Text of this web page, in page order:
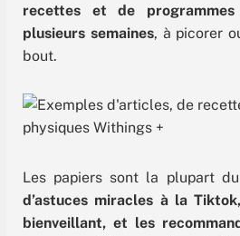
recettes et de programmes
plusieurs semaines, à picorer
bout.
Les papiers sont la plupart
d’astuces miracles à la
bienveillant, et les